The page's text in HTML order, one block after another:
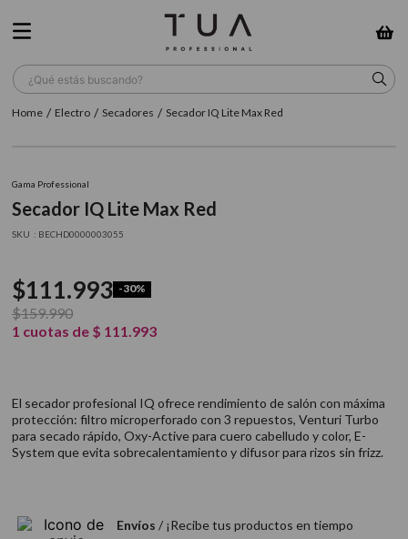
¿Qué estás buscando?
Electro Secadores Secador IQ Lite Max Red
Gama Professional
Secador IQ Lite Max Red
: BECHD0000003055
$111.993 -30%
$159.990
1 cuotas de $ 111.993
El secador profesional IQ ofrece rendimiento de salón con máxima
protección: filtro microperforado con 3 repuestos, Venturi Turbo
para secado rápido, Oxy-Active para cuero cabelludo y color, E-
System que evita sobrecalentamiento y difusor para rizos sin frizz.
Envíos / ¡Recibe tus productos en tiempo
TÉRMINOS MÁS BUSCADOS
5 cepillo
6. gama
9. acondicionador
10 . protector térmico